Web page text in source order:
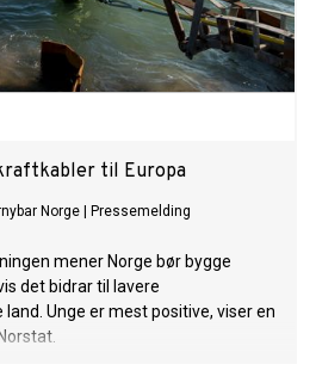
til Europa
Norge Pressemelding
mener Norge bør bygge
det bidrar til lavere
Unge er mest positive, viser en